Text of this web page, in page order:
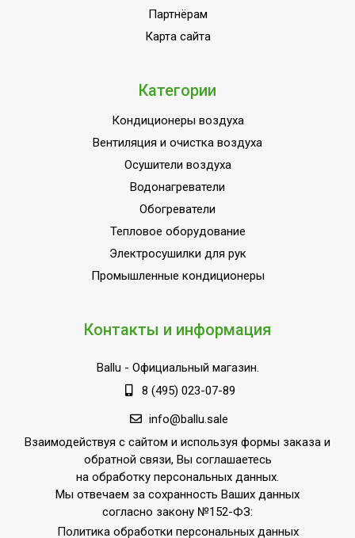
Партнёрам
Карта сайта
Категории
Кондиционеры воздуха
Вентиляция и очистка воздуха
Осушители воздуха
Водонагреватели
Обогреватели
Тепловое оборудование
Электросушилки для рук
Промышленные кондиционеры
Контакты и информация
Ballu - Официальный магазин.
8 (495) 023-07-89
info@ballu.sale
Взаимодействуя с сайтом и используя формы заказа и
обратной связи, Вы соглашаетесь
на обработку персональных данных.
Мы отвечаем за сохранность Ваших данных
согласно закону №152-ФЗ:
Политика обработки персональных данных